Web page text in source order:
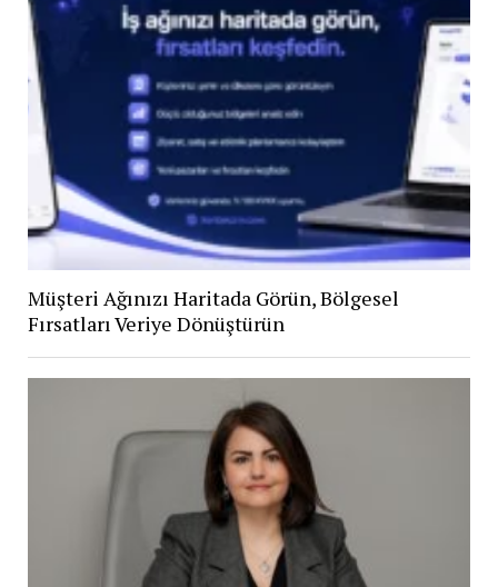
Müşteri Ağınızı Haritada Görün, Bölgesel
Fırsatları Veriye Dönüştürün